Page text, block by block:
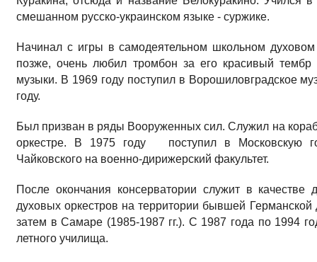
смешанном русско-украинском языке - суржике.
Начинал с игры в самодеятельном школьном духовом
позже, очень любил тромбон за его красивый тембр
музыки. В 1969 году поступил в Ворошиловградское
году.
Был призван в ряды Вооруженных сил. Служил на
оркестре. В 1975 году поступил в Московскую
Чайковского на военно-дирижерский факультет.
После окончания консерватории служит в качестве
духовых оркестров на территории бывшей Германской
затем в Самаре (1985-1987 гг.). С 1987 года по 1994
летного училища.